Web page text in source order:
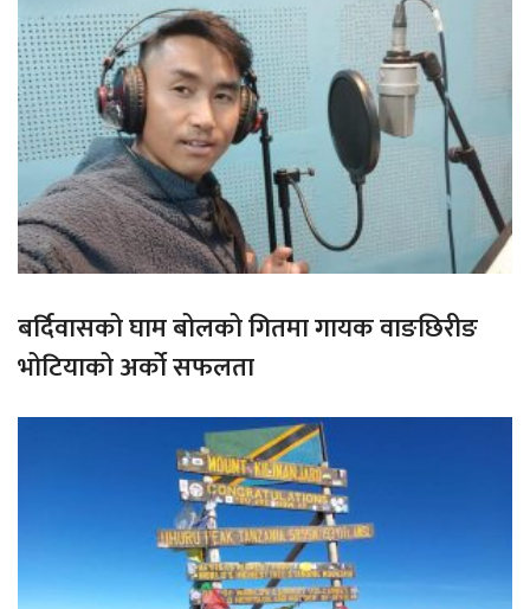
बर्दिवासको घाम बोलको गितमा गायक वाङछिरीङ
भोटियाको अर्को सफलता